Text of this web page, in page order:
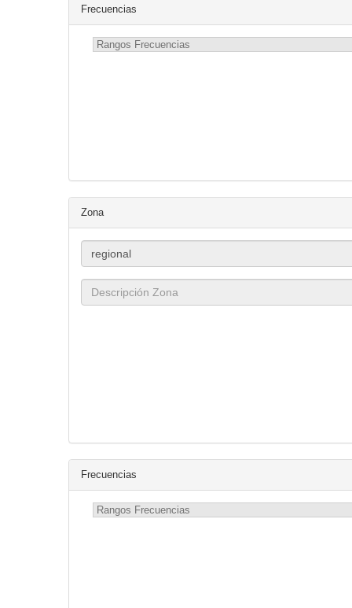
Frecuencias
Zona
Frecuencias